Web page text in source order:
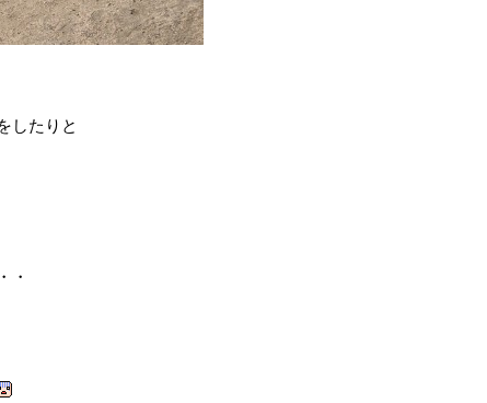
したりと
・